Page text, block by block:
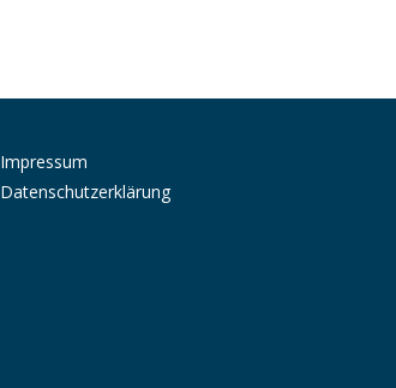
Impressum
Datenschutzerklärung